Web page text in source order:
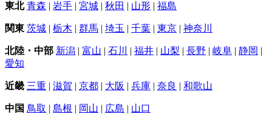
東北 青森 | 岩手 | 宮城 | 秋田 | 山形 | 福島
関東 茨城 | 栃木 | 群馬 | 埼玉 | 千葉 | 東京 | 神奈川
北陸・中部 新潟 | 富山 | 石川 | 福井 | 山梨 | 長野 | 岐阜 | 静岡 |
愛知
近畿 三重 | 滋賀 | 京都 | 大阪 | 兵庫 | 奈良 | 和歌山
中国 鳥取 | 島根 | 岡山 | 広島 | 山口